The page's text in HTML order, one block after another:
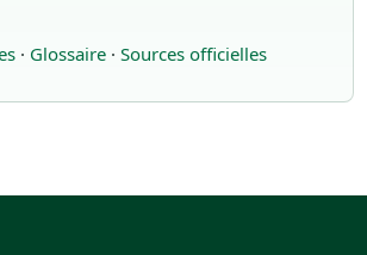
· Glossaire· Sources officielles